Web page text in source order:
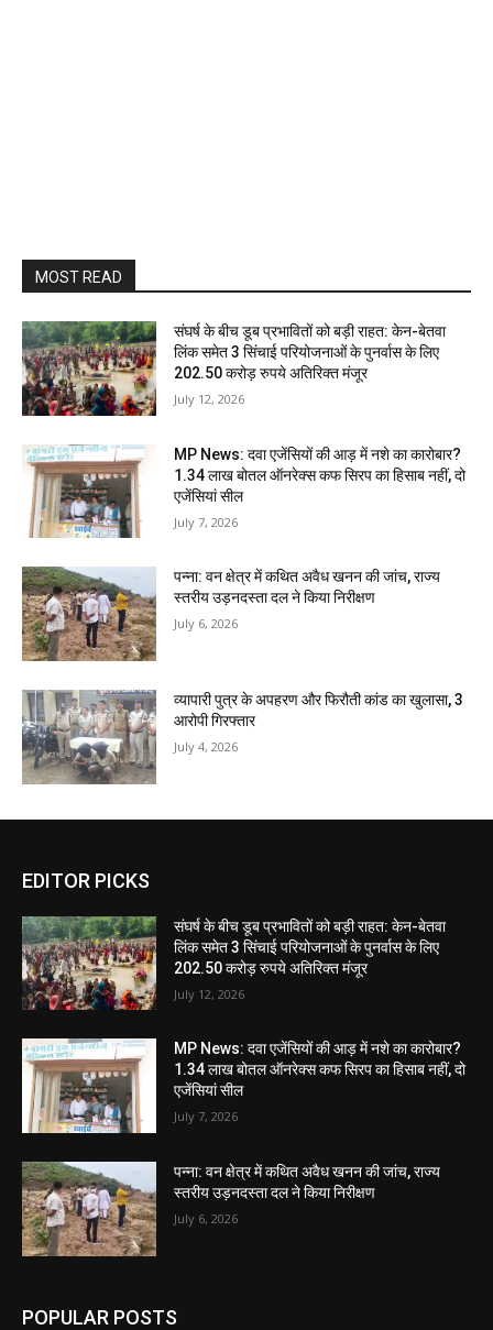
MOST READ
संघर्ष के बीच डूब प्रभावितों को बड़ी राहत: केन-बेतवा
लिंक समेत 3 सिंचाई परियोजनाओं के पुनर्वास के लिए
202.50 करोड़ रुपये अतिरिक्त मंजूर
July 12, 2026
MP News: दवा एजेंसियों की आड़ में नशे का कारोबार?
1.34 लाख बोतल ऑनरेक्स कफ सिरप का हिसाब नहीं, दो
एजेंसियां सील
July 7, 2026
पन्ना: वन क्षेत्र में कथित अवैध खनन की जांच, राज्य
स्तरीय उड़नदस्ता दल ने किया निरीक्षण
July 6, 2026
व्यापारी पुत्र के अपहरण और फिरौती कांड का खुलासा, 3
आरोपी गिरफ्तार
July 4, 2026
EDITOR PICKS
संघर्ष के बीच डूब प्रभावितों को बड़ी राहत: केन-बेतवा
लिंक समेत 3 सिंचाई परियोजनाओं के पुनर्वास के लिए
202.50 करोड़ रुपये अतिरिक्त मंजूर
July 12, 2026
MP News: दवा एजेंसियों की आड़ में नशे का कारोबार?
1.34 लाख बोतल ऑनरेक्स कफ सिरप का हिसाब नहीं, दो
एजेंसियां सील
July 7, 2026
पन्ना: वन क्षेत्र में कथित अवैध खनन की जांच, राज्य
स्तरीय उड़नदस्ता दल ने किया निरीक्षण
July 6, 2026
POPULAR POSTS